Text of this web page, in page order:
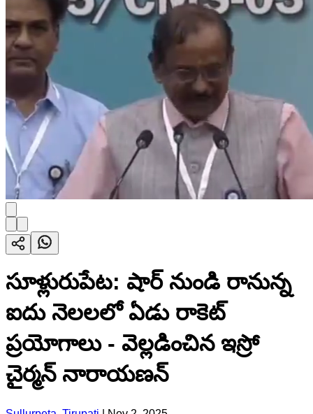
సూళ్లురుపేట: షార్ నుండి రానున్న
ఐదు నెలలలో ఏడు రాకెట్
ప్రయోగాలు - వెల్లడించిన ఇస్రో
చైర్మన్ నారాయణన్